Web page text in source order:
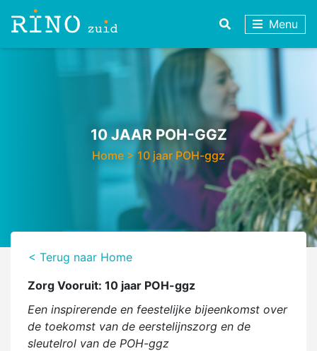
Menu
10 JAAR POH-GGZ
Home >10 jaar POH-ggz
< Terug naar Home
Zorg Vooruit: 10 jaar POH-ggz
Een inspirerende en feestelijke bijeenkomst over
de toekomst van de eerstelijnszorg en de
sleutelrol van de POH-ggz